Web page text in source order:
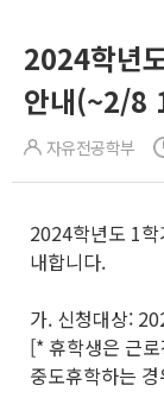
2024학년
안내(~2/8
자유전공학부
2024학년도 1
내합니다.
가. 신청대상:
[* 휴학생은 근
중도휴학하는